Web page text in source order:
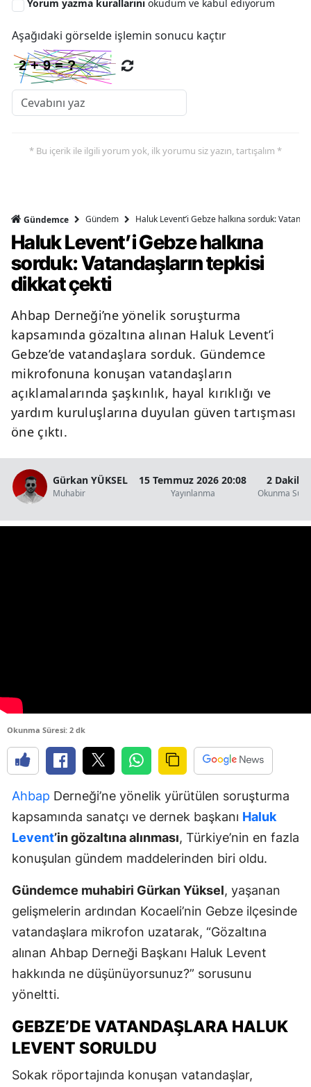
Yorum yazma kurallarını okudum ve kabul ediyorum
Aşağıdaki görselde işlemin sonucu kaçtır
* Bu içerik ile ilgili yorum yok, ilk yorumu siz yazın, tartışalım *
Gündemce Gündem Haluk Levent’i Gebze halkına sorduk:
Haluk Levent’i Gebze halkına
sorduk: Vatandaşların tepkisi
dikkat çekti
Ahbap Derneği’ne yönelik soruşturma
kapsamında gözaltına alınan Haluk Levent’i
Gebze’de vatandaşlara sorduk. Gündemce
mikrofonuna konuşan vatandaşların
açıklamalarında şaşkınlık, hayal kırıklığı ve
yardım kuruluşlarına duyulan güven tartışması
öne çıktı.
Gürkan YÜKSEL
Muhabir
15 Temmuz 2026 20:08
Yayınlanma
2 Dakika
Okunma
Okunma Süresi: 2 dk
Ahbap Derneği’ne yönelik yürütülen soruşturma
kapsamında sanatçı ve dernek başkanı Haluk
Levent’in gözaltına alınması, Türkiye’nin en fazla
konuşulan gündem maddelerinden biri oldu.
Gündemce muhabiri Gürkan Yüksel, yaşanan
gelişmelerin ardından Kocaeli’nin Gebze ilçesinde
vatandaşlara mikrofon uzatarak, “Gözaltına
alınan Ahbap Derneği Başkanı Haluk Levent
hakkında ne düşünüyorsunuz?” sorusunu
yöneltti.
GEBZE’DE VATANDAŞLARA HALUK
LEVENT SORULDU
Sokak röportajında konuşan vatandaşlar,